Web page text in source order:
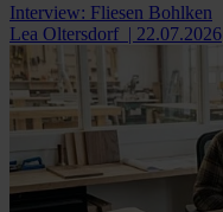
Interview: Fliesen Bohlken
Lea Oltersdorf | 22.07.2026